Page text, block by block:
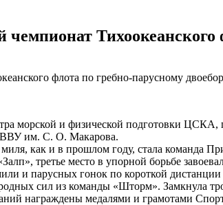
Тихоокеанского
морской и физической подготовки ЦСКА,
им. С. О. Макарова.
как и в прошлом году, стала команда
третье место в упорной борьбе
и парусных гонок по короткой дистанции
сил из команды «Шторм». Замкнула
награждены медалями и грамотами